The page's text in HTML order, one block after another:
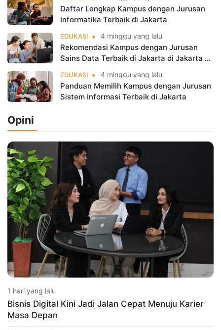
Daftar Lengkap Kampus dengan Jurusan
Informatika Terbaik di Jakarta
EDUKASI 4 minggu yang lalu
Rekomendasi Kampus dengan Jurusan
Sains Data Terbaik di Jakarta di Jakarta di
EDUKASI 4 minggu yang lalu
Panduan Memilih Kampus dengan Jurusan
Sistem Informasi Terbaik di Jakarta
Opini
1 hari yang lalu
Bisnis Digital Kini Jadi Jalan Cepat Menuju Karier
Masa Depan